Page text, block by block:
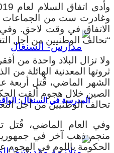
المدرسة في السنغال:
الاتفاق في وقت لاحق.
“تحالف الوطنيين من أجل
ولا تزال البلاد واحدة من
ثروتها المعدنية الهائلة
الشهر الماضي، قُتل
الصين خلال هجوم ألقت
تحالف الوطنيين من أجل
وفي العام الماضي، قُتل
منجم ذهب آخر في
الحكومة باللوم في